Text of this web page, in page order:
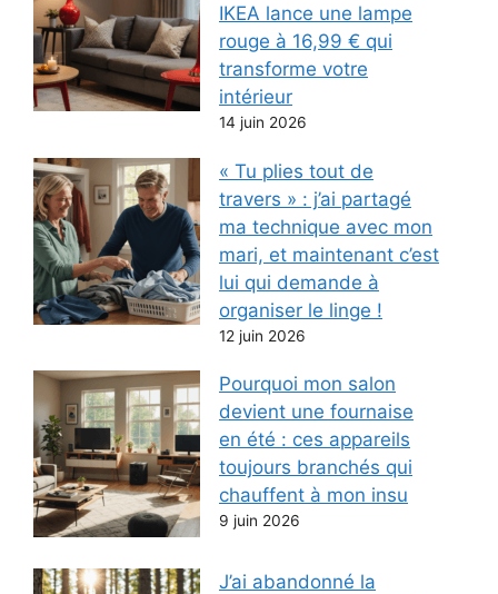
IKEA lance une lampe
rouge à 16,99 € qui
transforme votre
intérieur
14 juin 2026
« Tu plies tout de
travers » : j’ai partagé
ma technique avec mon
mari, et maintenant c’est
lui qui demande à
organiser le linge !
12 juin 2026
Pourquoi mon salon
devient une fournaise
en été : ces appareils
toujours branchés qui
chauffent à mon insu
9 juin 2026
J’ai abandonné la